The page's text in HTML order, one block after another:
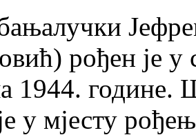
рођен је у
1944. године.
у мјесту